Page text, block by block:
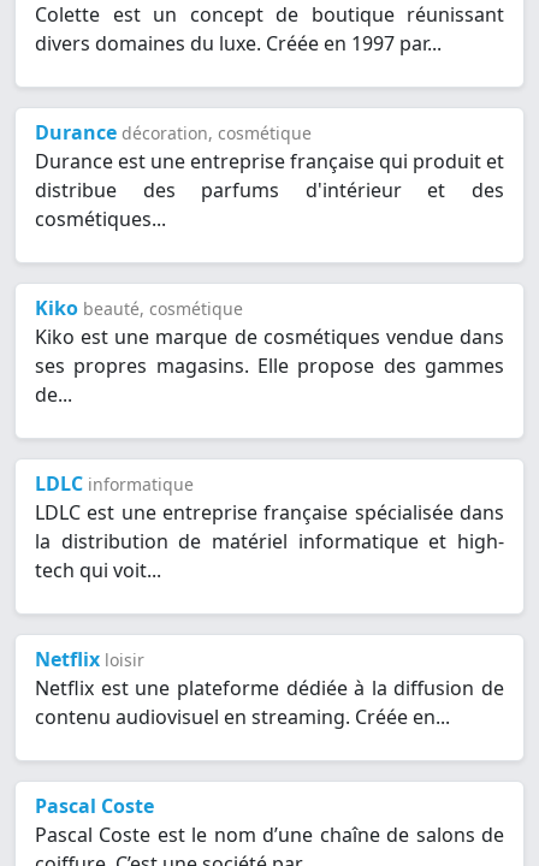
Colette est un concept de boutique réunissant
divers domaines du luxe. Créée en 1997 par...
Durance décoration, cosmétique
Durance est une entreprise française qui produit et
distribue des parfums d'intérieur et des
cosmétiques...
Kiko beauté, cosmétique
Kiko est une marque de cosmétiques vendue dans
ses propres magasins. Elle propose des gammes
de...
LDLC informatique
LDLC est une entreprise française spécialisée dans
la distribution de matériel informatique et high-
tech qui voit...
Netflix loisir
Netflix est une plateforme dédiée à la diffusion de
contenu audiovisuel en streaming. Créée en...
Pascal Coste
Pascal Coste est le nom d’une chaîne de salons de